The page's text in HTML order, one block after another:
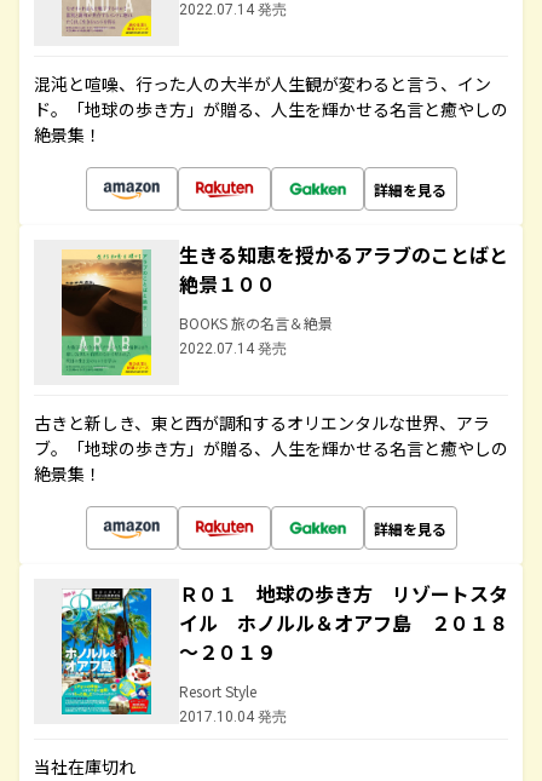
2022.07.14 発売
混沌と喧噪、行った人の大半が人生観が変わると言う、イン
ド。「地球の歩き方」が贈る、人生を輝かせる名言と癒やしの
絶景集！
詳細を見る
生きる知恵を授かるアラブのことばと
絶景１００
BOOKS 旅の名言＆絶景
2022.07.14 発売
古きと新しき、東と西が調和するオリエンタルな世界、アラ
ブ。「地球の歩き方」が贈る、人生を輝かせる名言と癒やしの
絶景集！
詳細を見る
Ｒ０１ 地球の歩き方 リゾートスタ
イル ホノルル＆オアフ島 ２０１８
～２０１９
Resort Style
2017.10.04 発売
当社在庫切れ